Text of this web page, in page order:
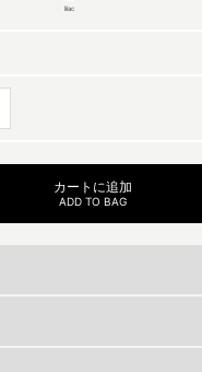
lilac
カートに追加
ADD TO BAG